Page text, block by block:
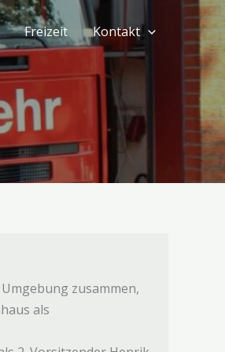
Freizeit Kontakt
zusammen,
als